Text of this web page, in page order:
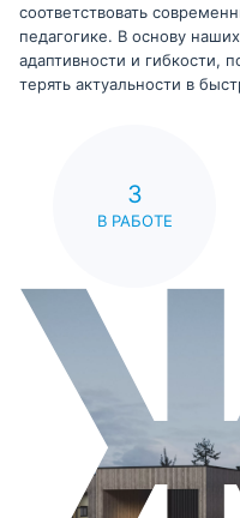
соответствовать
педагогике. В основу
адаптивности и гибкости,
терять актуальности в
3
В РАБОТЕ